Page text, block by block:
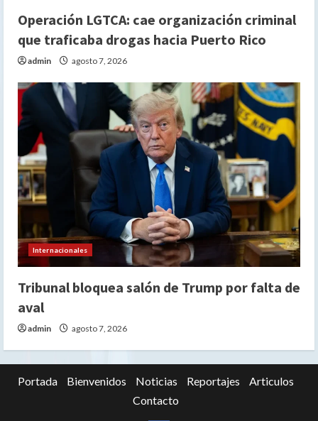
Operación LGTCA: cae organización criminal
que traficaba drogas hacia Puerto Rico
admin agosto 7, 2026
Internacionales
Tribunal bloquea salón de Trump por falta de
aval
admin agosto 7, 2026
Portada Bienvenidos Noticias Reportajes
Articulos
Contacto